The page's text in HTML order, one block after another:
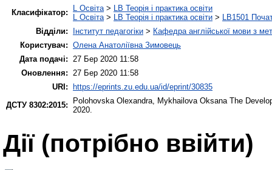
Класифікатор:
L Освіта> LB Теорія і практика освіти
L Освіта> LB Теорія і практика освіти > LB1501
Відділи:
Інститут педагогіки > Кафедра англійської мови з
Користувач: Олена Анатоліївна Зимовець
Дата подачі: 27 Бер 2020 11:58
Оновлення: 27 Бер 2020 11:58
URI:
https://eprints.zu.edu.ua/id/eprint/30835
ДСТУ 8302:2015:
Polohovska Olexandra, Mykhailova OksanaThe
2020.
Дії ​​(потрібно ввійти)